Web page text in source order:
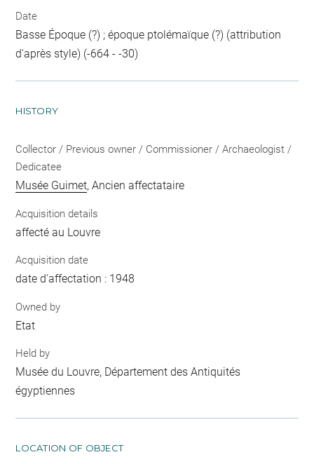
Date
Basse Époque (?) ; époque ptolémaïque (?) (attribution
d'après style) (-664 - -30)
HISTORY
Collector / Previous owner / Commissioner / Archaeologist /
Dedicatee
Musée Guimet, Ancien affectataire
Acquisition details
affecté au Louvre
Acquisition date
date d'affectation : 1948
Owned by
Etat
Held by
Musée du Louvre, Département des Antiquités
égyptiennes
LOCATION OF OBJECT